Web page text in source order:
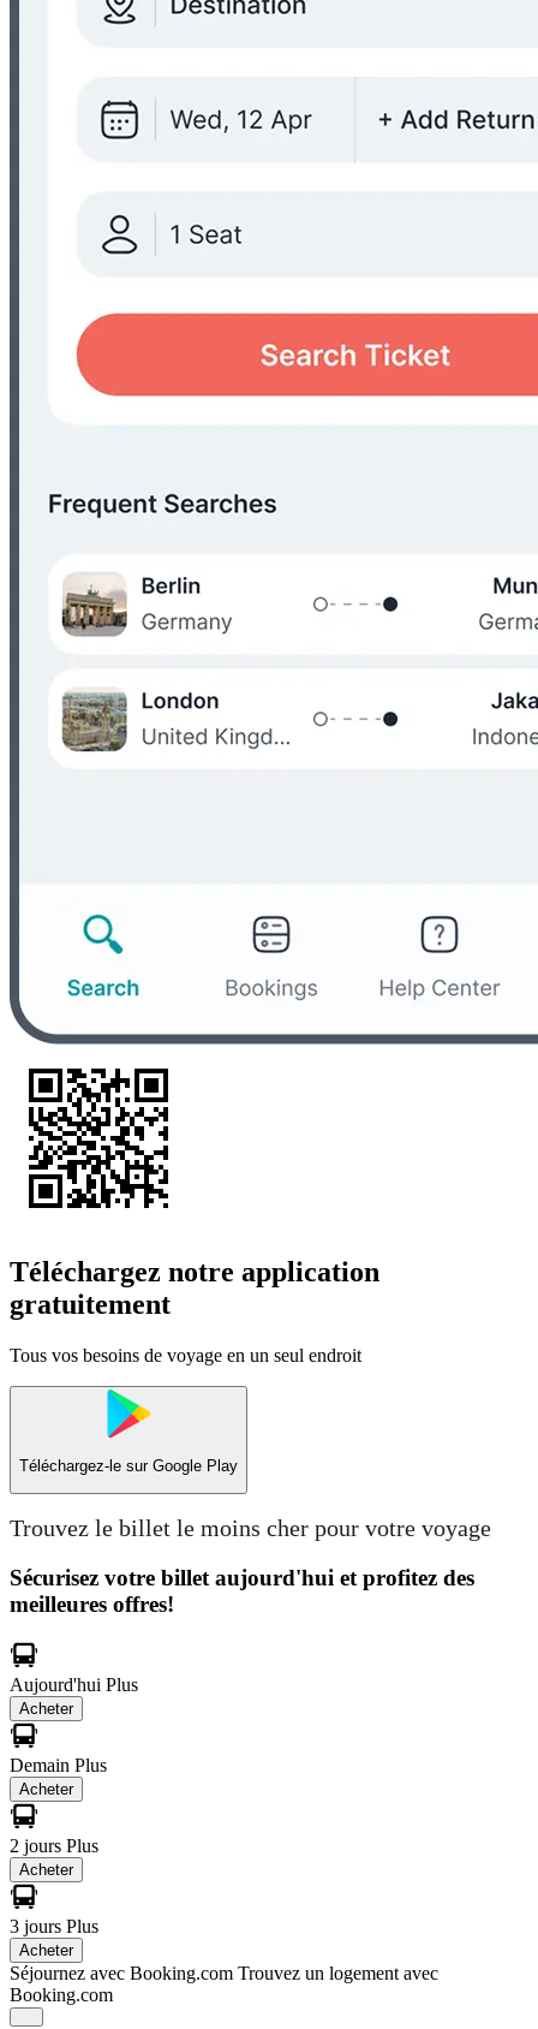
Téléchargez notre application
gratuitement
Tous vos besoins de voyage en un seul endroit
Téléchargez-le sur Google Play
Trouvez le billet le moins cher pour votre voyage
Sécurisez votre billet aujourd'hui et profitez des
meilleures offres!
Aujourd'hui Plus
Acheter
Demain Plus
Acheter
2 jours Plus
Acheter
3 jours Plus
Acheter
Séjournez avec Booking.com Trouvez un logement avec
Booking.com